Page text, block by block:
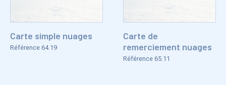
Carte simple nuages
Référence 64.19
Carte de
remerciement nuages
Référence 65.11